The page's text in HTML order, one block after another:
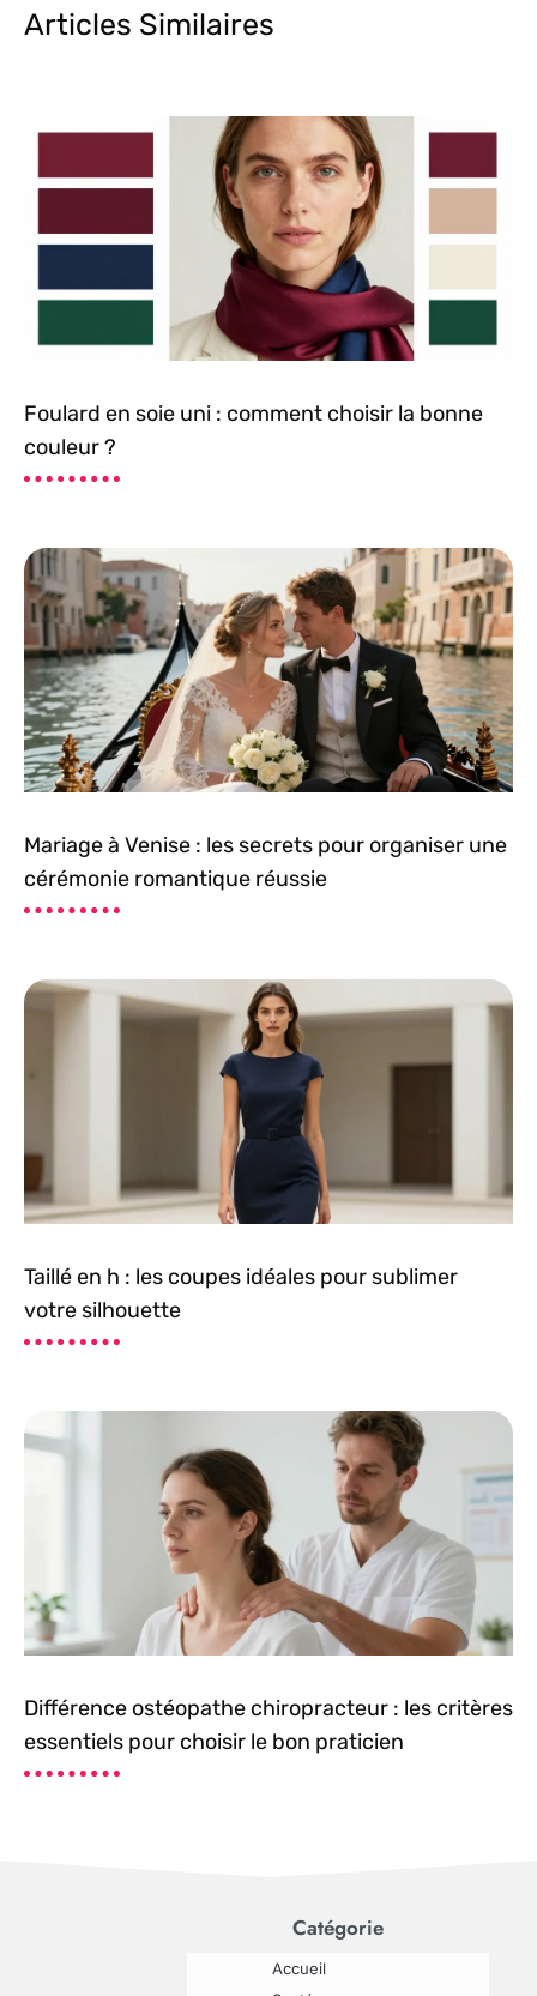
Articles Similaires
Foulard en soie uni : comment choisir la bonne
couleur ?
Mariage à Venise : les secrets pour organiser une
cérémonie romantique réussie
Taillé en h : les coupes idéales pour sublimer
votre silhouette
Différence ostéopathe chiropracteur : les critères
essentiels pour choisir le bon praticien
Catégorie
Accueil